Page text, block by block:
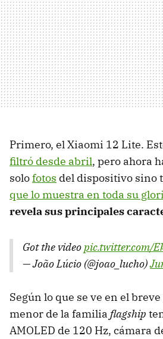
Primero, el Xiaomi 12 Lite.
filtró desde abril, pero ahora
solofotos del dispositivo sino
que lo muestra en toda su
revela sus principales
Got the video pic.twitter.com/
— João Lúcio (@joao_lucho)
Según lo que se ve en el
menor de la familia flagship
AMOLED de 120 Hz, cámara